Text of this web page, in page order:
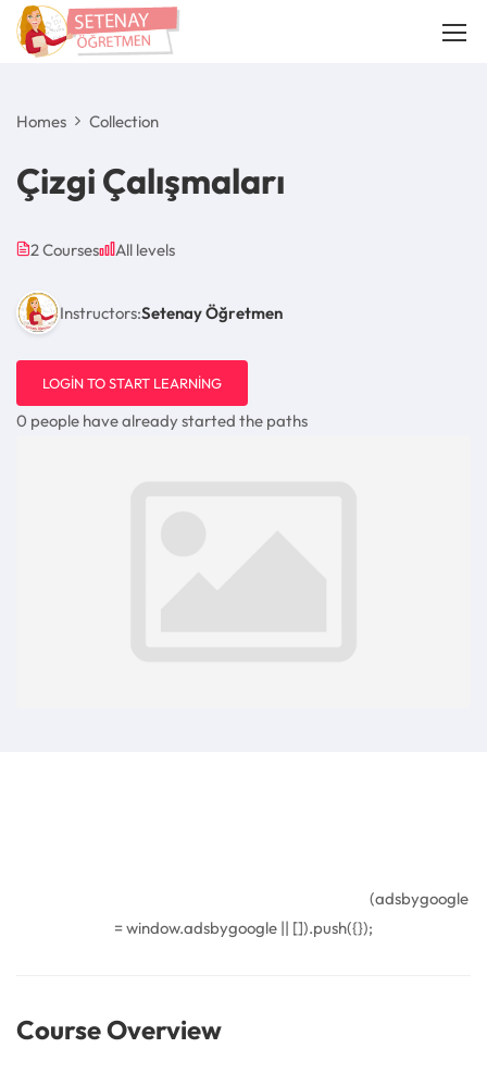
Homes Collection
Çizgi Çalışmaları
2 Courses All levels
Instructors:Setenay Öğretmen
LOGIN TO START LEARNING
0 people have already started the paths
(adsbygoogle
= window.adsbygoogle || []).push({});
Course Overview